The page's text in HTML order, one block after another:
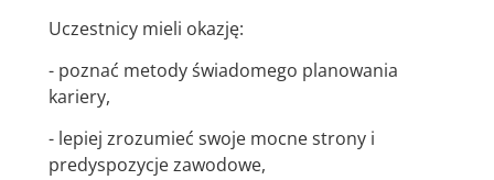
Uczestnicy mieli okazję:
- poznać metody świadomego planowania
kariery,
- lepiej zrozumieć swoje mocne strony i
predyspozycje zawodowe,